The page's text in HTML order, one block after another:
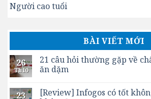
Người cao tuổi
BÀI VIẾT MỚI
26
Th10
21 câu hỏi thường gặp về
ăn dặm
23
[Review] Infogos có tốt